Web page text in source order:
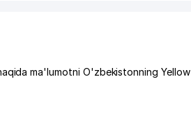
ma'lumotni O'zbekistonning Yellow